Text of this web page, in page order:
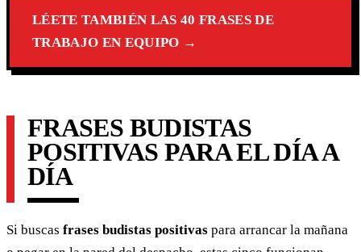
LÉETE TAMBIÉN LAS 40 FRASES DE
TRABAJO EN EQUIPO →
FRASES BUDISTAS
POSITIVAS PARA EL DÍA A
DÍA
Si buscas frases budistas positivas para arrancar la mañana